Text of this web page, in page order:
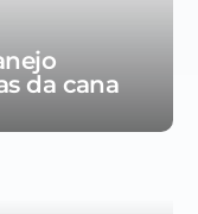
da cana